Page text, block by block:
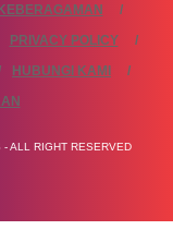
PRIVACY POLICY
HUBUNGI KAMI
ALL RIGHT RESERVED